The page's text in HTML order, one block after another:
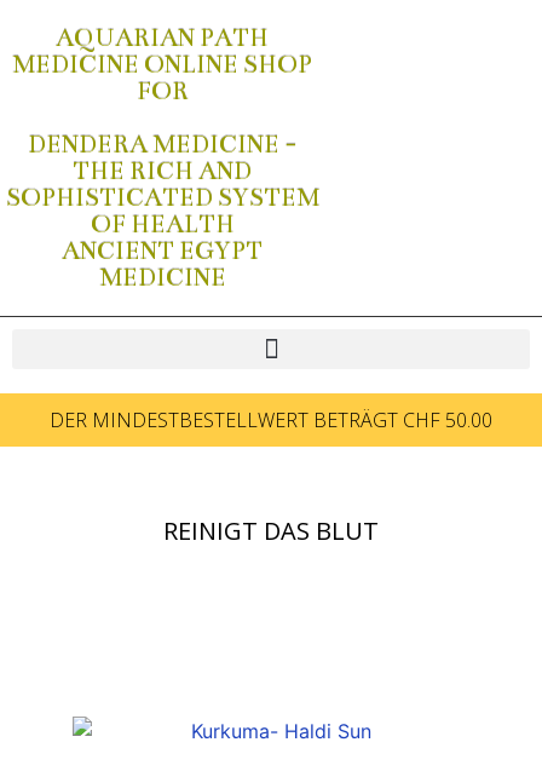
AQUARIAN PATH
MEDICINE ONLINE SHOP
FOR
DENDERA MEDICINE -
THE RICH AND
SOPHISTICATED SYSTEM
OF HEALTH
ANCIENT EGYPT
MEDICINE
DER MINDESTBESTELLWERT BETRÄGT CHF 50.00
REINIGT DAS BLUT